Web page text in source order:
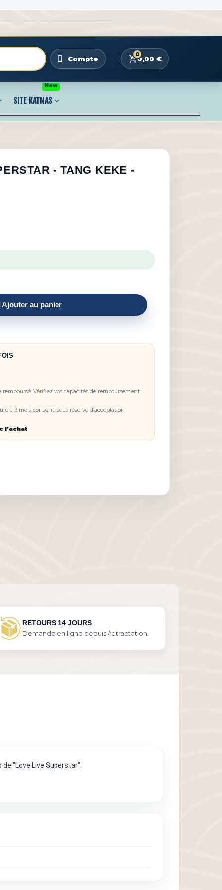
Compte
0
0,00 €
SITE KATNAS
New
- TANG KEKE -
Ajouter au panier
Vérifiez vos capacités de remboursement
à 3 mois consenti sous réserve d’acceptation
l’achat
RETOURS 14 JOURS
Demande en ligne depuis /retractation.
"Love Live Superstar".